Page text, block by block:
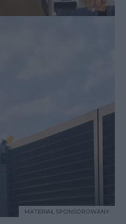
MATERIAŁ SPONSOROWANY